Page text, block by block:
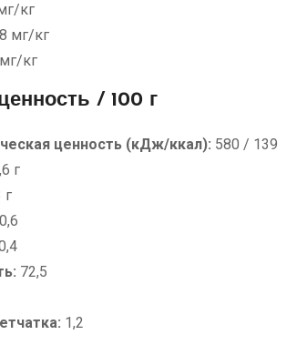
кг
мг/кг
кг
/ 100 г
ценность (кДж/ккал): 580 / 139
г
г
0,6
72,5
1,2